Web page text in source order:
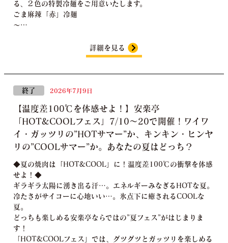
る、２色の特製冷麺をご用意いたします。
ごま麻辣「赤」冷麺
～…
詳細を見る
終了 2026年7月9日
【温度差100℃を体感せよ！】安楽亭
「HOT&COOLフェス」7/10～20で開催！ワイワ
イ・ガッツリの”HOTサマー”か、キンキン・ヒンヤ
リの”COOLサマー”か。あなたの夏はどっち？
◆夏の焼肉は「HOT&COOL」に！温度差100℃の衝撃を体感
せよ！◆
ギラギラ太陽に湧き出る汗…。エネルギーみなぎるHOTな夏。
冷たさがサイコーに心地いい…。氷点下に癒されるCOOLな
夏。
どっちも楽しめる安楽亭ならではの”夏フェス”がはじまりま
す！
「HOT&COOLフェス」では、グツグツとガッツリを楽しめる